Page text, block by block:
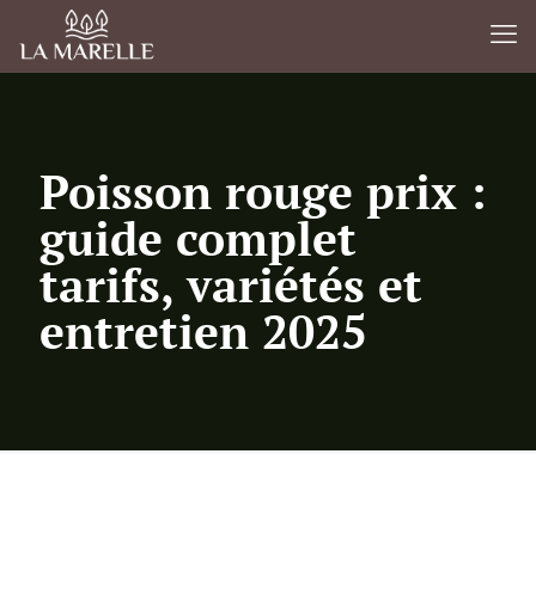
Poisson rouge prix :
guide complet
tarifs, variétés et
entretien 2025